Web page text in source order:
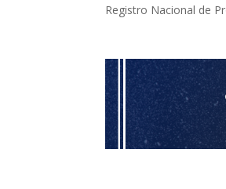
Registro Nacional de